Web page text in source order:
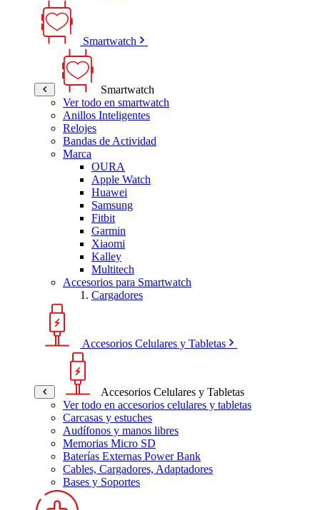
Smartwatch
Smartwatch
Ver todo en smartwatch
Anillos Inteligentes
Relojes
Bandas de Actividad
Marca
OURA
Apple Watch
Huawei
Samsung
Fitbit
Garmin
Xiaomi
Kalley
Multitech
Accesorios para Smartwatch
Cargadores
Accesorios Celulares y Tabletas
Accesorios Celulares y Tabletas
Ver todo en accesorios celulares y tabletas
Carcasas y estuches
Audífonos y manos libres
Memorias Micro SD
Baterías Externas Power Bank
Cables, Cargadores, Adaptadores
Bases y Soportes